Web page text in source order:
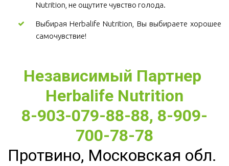
Nutrition, не ощутите чувство голода.
Выбирая Herbalife Nutrition, Вы выбираете хорошее
самочувствие!
Независимый Партнер
Herbalife Nutrition
8-903-079-88-88, 8-909-
700-78-78
Протвино, Московская обл.